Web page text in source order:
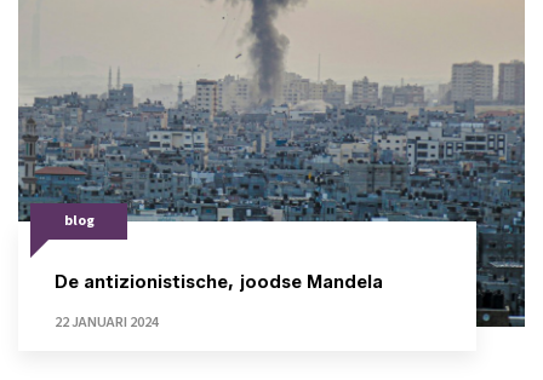
blog
De antizionistische, joodse Mandela
22 JANUARI 2024